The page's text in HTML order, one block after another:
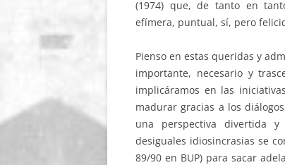
(1974) que, de tanto en
efímera, puntual, sí, pero
Pienso en estas queridas y
importante, necesario y
implicáramos en las
madurar gracias a los
una perspectiva divertida
desiguales idiosincrasias se
89/90 en BUP) para sacar